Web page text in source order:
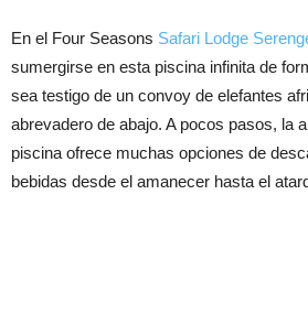
En el Four Seasons Safari Lodge
sumergirse en esta piscina infinita de
sea testigo de un convoy de elefantes
abrevadero de abajo. A pocos pasos, la
piscina ofrece muchas opciones de
bebidas desde el amanecer hasta el